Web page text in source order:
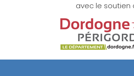
avec le soutien